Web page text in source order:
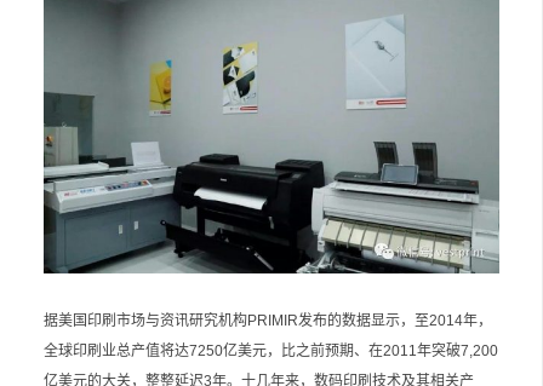
据美国印刷市场与资讯研究机构PRIMIR发布的数据显示，至2014年，
全球印刷业总产值将达7250亿美元，比之前预期、在2011年突破7,200
亿美元的大关，整整延迟3年。十几年来，数码印刷技术及其相关产